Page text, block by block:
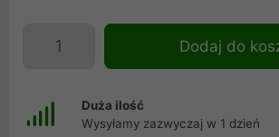
Dodaj do
Duża ilość
Wysyłamy zazwyczaj w 1 dzień